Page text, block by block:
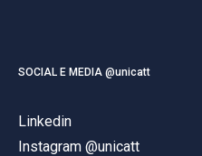
SOCIAL E MEDIA @unicatt
Linkedin
Instagram @unicatt